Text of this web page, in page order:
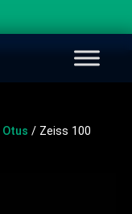
/ Zeiss 100